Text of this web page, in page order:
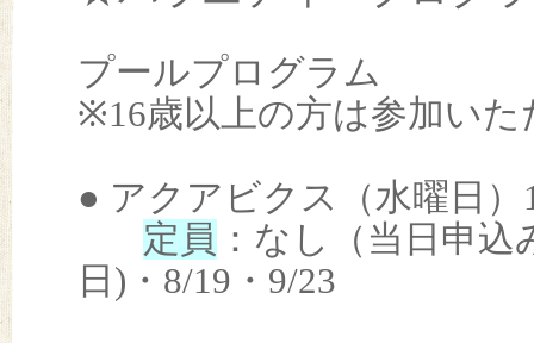
プールプログラム
※16歳以上の方は参加いた
● アクアビクス（水曜日）
定員 ：なし（当日申
日)・8/19・9/23